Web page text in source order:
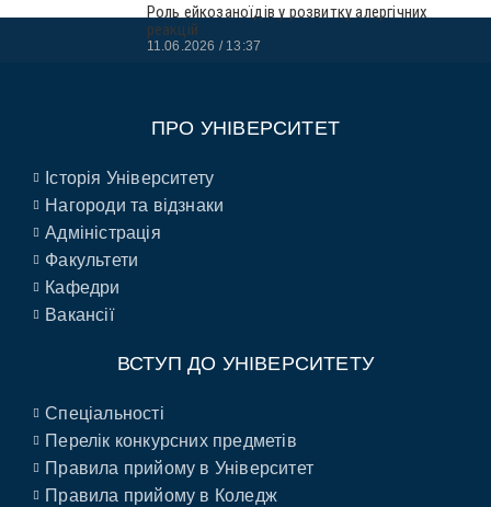
Роль ейкозаноїдів у розвитку алергічних
реакцій
11.06.2026 13:37
ПРО УНІВЕРСИТЕТ
Історія Університету
Нагороди та відзнаки
Адміністрація
Факультети
Кафедри
Вакансії
ВСТУП ДО УНІВЕРСИТЕТУ
Спеціальності
Перелік конкурсних предметів
Правила прийому в Університет
Правила прийому в Коледж